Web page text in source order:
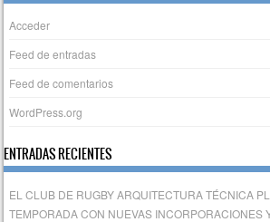
Acceder
Feed de entradas
Feed de comentarios
WordPress.org
ENTRADAS RECIENTES
EL CLUB DE RUGBY ARQUITECTURA TÉCNICA
TEMPORADA CON NUEVAS INCORPORACIONES